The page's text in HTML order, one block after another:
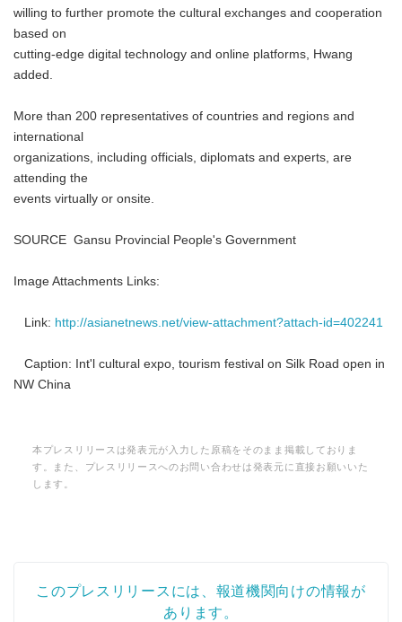
willing to further promote the cultural exchanges and cooperation
based on
cutting-edge digital technology and online platforms, Hwang
added.
More than 200 representatives of countries and regions and
international
organizations, including officials, diplomats and experts, are
attending the
events virtually or onsite.
SOURCE Gansu Provincial People's Government
Image Attachments Links:
Link: http://asianetnews.net/view-attachment?attach-id=402241
Caption: Int'l cultural expo, tourism festival on Silk Road open in
NW China
本プレスリリースは発表元が入力した原稿をそのまま掲載しておりま
す。また、プレスリリースへのお問い合わせは発表元に直接お願いいた
します。
このプレスリリースには、報道機関向けの情報が
あります。